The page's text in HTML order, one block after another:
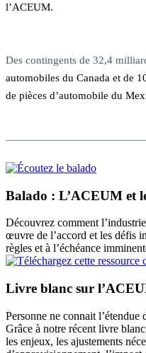
l’ACEUM.
Des contingents de 32,4
automobiles du Canada et de
de pièces d’automobile du
Balado : L’ACEUM et
Découvrez comment
œuvre de l’accord et les défis
règles et à l’échéance
Livre blanc sur
Personne ne connait
Grâce à notre récent livre
les enjeux, les ajustements